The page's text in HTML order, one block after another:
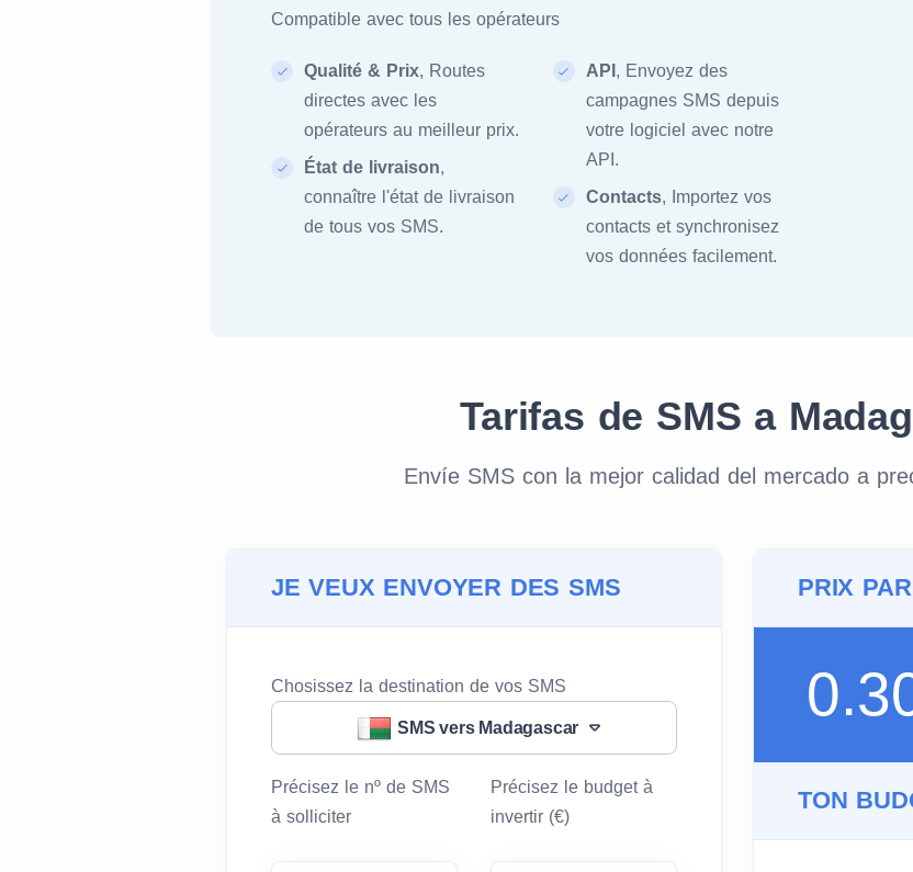
Compatible avec tous les opérateurs
Qualité & Prix, Routes
directes avec les
opérateurs au meilleur prix.
État de livraison,
connaître l'état de livraison
de tous vos SMS.
API , Envoyez des
campagnes SMS depuis
votre logiciel avec notre
API.
Contacts, Importez vos
contacts et synchronisez
vos données facilement.
Tarifas de SMS a
Envíe SMS con la mejor calidad del mercado a
JE VEUX ENVOYER DES SMS
Chosissez la destination de vos SMS
SMS vers Madagascar
Précisez le nº de SMS
à solliciter
Précisez le budget à
invertir (€)
PRIX
TON